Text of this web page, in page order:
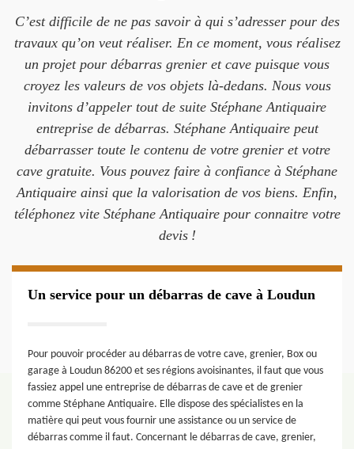
C’est difficile de ne pas savoir à qui s’adresser pour des
travaux qu’on veut réaliser. En ce moment, vous réalisez
un projet pour débarras grenier et cave puisque vous
croyez les valeurs de vos objets là-dedans. Nous vous
invitons d’appeler tout de suite Stéphane Antiquaire
entreprise de débarras. Stéphane Antiquaire peut
débarrasser toute le contenu de votre grenier et votre
cave gratuite. Vous pouvez faire à confiance à Stéphane
Antiquaire ainsi que la valorisation de vos biens. Enfin,
téléphonez vite Stéphane Antiquaire pour connaitre votre
devis !
Un service pour un débarras de cave à Loudun
Pour pouvoir procéder au débarras de votre cave, grenier, Box ou
garage à Loudun 86200 et ses régions avoisinantes, il faut que vous
fassiez appel une entreprise de débarras de cave et de grenier
comme Stéphane Antiquaire. Elle dispose des spécialistes en la
matière qui peut vous fournir une assistance ou un service de
débarras comme il faut. Concernant le débarras de cave, grenier,